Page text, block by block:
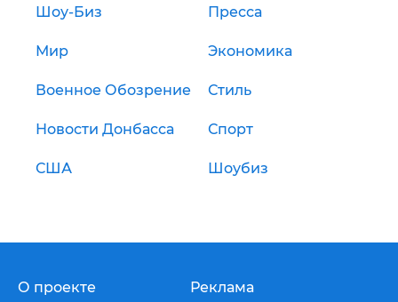
Шоу-Биз Пресса
Мир Экономика
Военное Обозрение Стиль
Новости Донбасса Спорт
США Шоубиз
О проекте Реклама